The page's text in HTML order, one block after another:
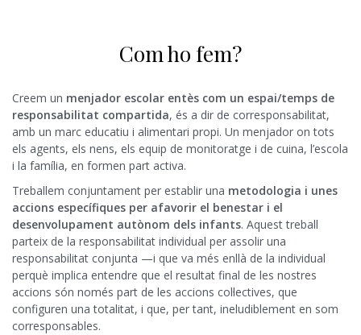
Com ho fem?
Creem un menjador escolar entès com un espai/temps de
responsabilitat compartida, és a dir de corresponsabilitat,
amb un marc educatiu i alimentari propi. Un menjador on tots
els agents, els nens, els equip de monitoratge i de cuina, l’escola
i la família, en formen part activa.
Treballem conjuntament per establir una metodologia i unes
accions específiques per afavorir el benestar i el
desenvolupament autònom dels infants. Aquest treball
parteix de la responsabilitat individual per assolir una
responsabilitat conjunta —i que va més enllà de la individual
perquè implica entendre que el resultat final de les nostres
accions són només part de les accions col·lectives, que
configuren una totalitat, i que, per tant, ineludiblement en som
corresponsables.